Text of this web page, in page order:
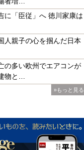
に「臣従」へ 徳川家康は
人親子の心を掴んだ日本
の多い欧州でエアコンが
物と…
»もっと見る